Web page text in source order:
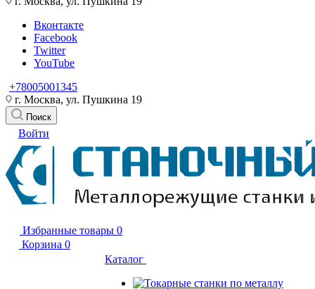
Вконтакте
Facebook
Twitter
YouTube
+78005001345
г. Москва, ул. Пушкина 19
Поиск
Войти
Избранные товары 0
Корзина 0
Каталог